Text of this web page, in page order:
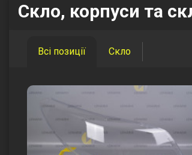
Скло, корпуси та
Всі позиції Скло